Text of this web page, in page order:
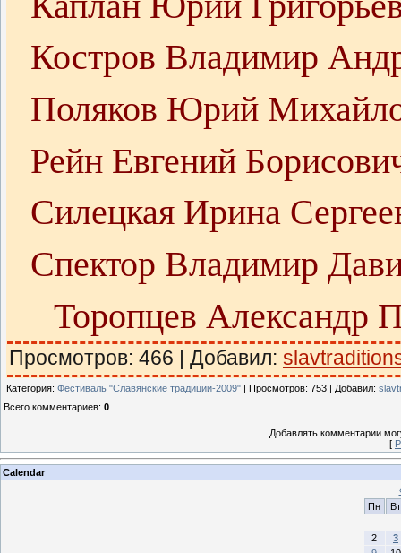
Костров Владимир
Поляков Юрий
Рейн Евгений
Силецкая Ирина
Спектор Владимир
Торопцев Александр
Просмотров: 466 | Добавил:
Категория: Фестиваль "Славянские традиции-2009" Просмотров: 753 | Добавил:
Всего комментариев: 0
Добавлять комментарии
[
Calendar
Пн
Вт
2
3